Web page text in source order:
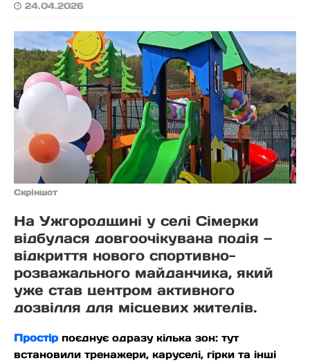
24.04.2026
Скріншот
На Ужгородщині у селі Сімерки
відбулася довгоочікувана подія —
відкриття нового спортивно-
розважального майданчика, який
уже став центром активного
дозвілля для місцевих жителів.
Простір поєднує одразу кілька зон: тут
встановили тренажери, каруселі, гірки та інші